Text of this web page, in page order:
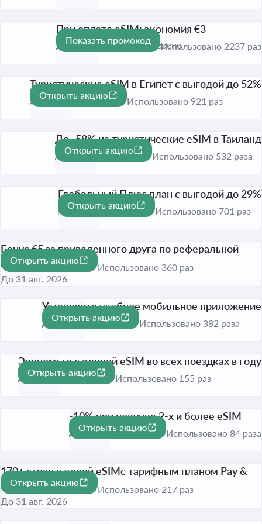
При оплате eSIM: экономия €3
До 31 дек. 2026 Проверено
Показать промокод
Использовано 2237 раз
-52%
Туристические eSIM в Египет с выгодой до 52%
До 31 авг. 2026
Открыть акцию
Использовано 921 раз
-58%
До -58% на туристические eSIM в Таиланд
До 31 авг. 2026
Открыть акцию
Использовано 532 раза
-29%
Глобальный Плюс план с выгодой до 29%
До 31 авг. 2026
Открыть акцию
Использовано 701 раз
Бонус €5 за приведенного друга по реферальной
программе
До 31 авг. 2026
Открыть акцию
Использовано 360 раз
Установите удобное мобильное приложение
До 31 авг. 2026
Открыть акцию
Использовано 382 раза
Экономьте с единой eSIM во всех поездках в году
До 31 авг. 2026
Открыть акцию
Использовано 155 раз
-10%
-10% при покупке 2-х и более eSIM
До 31 авг. 2026
Открыть акцию
Использовано 84 раза
170+ стран в одной eSIMс тарифным планом Pay &
Fly
До 31 авг. 2026
Открыть акцию
Использовано 217 раз